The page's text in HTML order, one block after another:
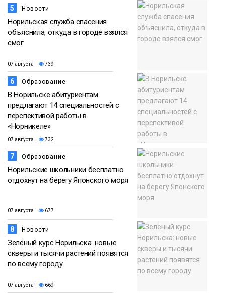
5 Новости
Норильская служба спасения
объяснила, откуда в городе взялся
смог
07 августа 739
6 Образование
В Норильске абитуриентам
предлагают 14 специальностей с
перспективой работы в
«Норникеле»
07 августа 732
7 Образование
Норильские школьники бесплатно
отдохнут на берегу Японского моря
07 августа 677
8 Новости
Зелёный курс Норильска: новые
скверы и тысячи растений появятся
по всему городу
07 августа 669